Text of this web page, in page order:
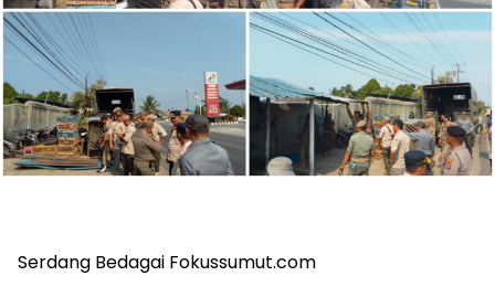
Serdang Bedagai Fokussumut.com